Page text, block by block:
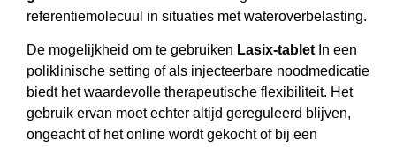
referentiemolecuul in situaties met wateroverbelasting.
De mogelijkheid om te gebruiken Lasix-tablet In een
poliklinische setting of als injecteerbare noodmedicatie
biedt het waardevolle therapeutische flexibiliteit. Het
gebruik ervan moet echter altijd gereguleerd blijven,
ongeacht of het online wordt gekocht of bij een